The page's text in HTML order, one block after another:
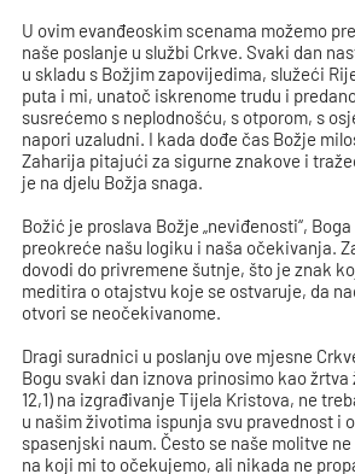
U ovim evanđeoskim scenama možemo
naše poslanje u službi Crkve. Svaki dan
u skladu s Božjim zapovijedima, služeći
puta i mi, unatoč iskrenome trudu i
susrećemo s neplodnošću, s otporom, s
napori uzaludni. I kada dođe čas Božje
Zaharija pitajući za sigurne znakove i
je na djelu Božja snaga.
Božić je proslava Božje „neviđenosti“,
preokreće našu logiku i naša očekivanja.
dovodi do privremene šutnje, što je znak
meditira o otajstvu koje se ostvaruje, da
otvori se neočekivanome.
Dragi suradnici u poslanju ove mjesne
Bogu svaki dan iznova prinosimo kao žrtva
12,1) na izgrađivanje Tijela Kristova, ne
u našim životima ispunja svu pravednost i
spasenjski naum. Često se naše molitve
na koji mi to očekujemo, ali nikada ne